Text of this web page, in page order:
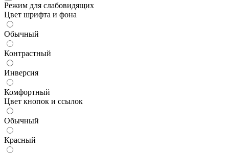
Режим для слабовидящих
Цвет шрифта и фона
Обычный
Контрастный
Инверсия
Комфортный
Цвет кнопок и ссылок
Обычный
Красный